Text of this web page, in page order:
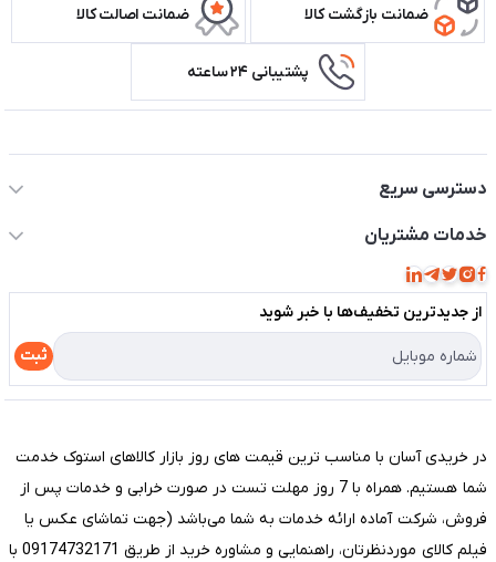
ضمانت بازگشت کالا ضمانت اصالت کالا
پشتیبانی ۲۴ ساعته
دسترسی سریع
حساب کاربری
مجله فروشگاه
لیست محصولات
درباره ما
تماس با ما
خدمات مشتریان
قوانین و مقررات
حریم خصوصی
راهنما
از جدید‌ترین تخفیف‌ها با‌ خبر شوید
ثبت
در خریدی آسان با مناسب ترین قیمت های روز بازار کالاهای استوک خدمت
شما هستیم. همراه با 7 روز مهلت تست در صورت خرابی و خدمات پس از
فروش، شرکت آماده ارائه خدمات به شما می‌باشد (جهت تماشای عکس یا
فیلم کالای موردنظرتان، راهنمایی و مشاوره خرید از طریق 09174732171 با